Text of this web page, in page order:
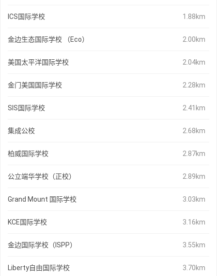
ICS国际学校 1.88km
金边生态国际学校 （Eco） 2.00km
美国太平洋国际学校 2.04km
金门美国国际学校 2.28km
SIS国际学校 2.41km
集成公校 2.68km
柏威国际学校 2.87km
公立端华学校（正校） 2.89km
Grand Mount 国际学校 3.03km
KCE国际学校 3.16km
金边国际学校（ISPP） 3.55km
Liberty自由国际学校 3.70km